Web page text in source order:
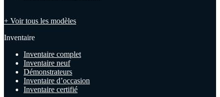
+ Voir tous les modèles
Inventaire
Inventaire complet
Inventaire neuf
Démonstrateurs
Inventaire d’occasion
Inventaire certifié